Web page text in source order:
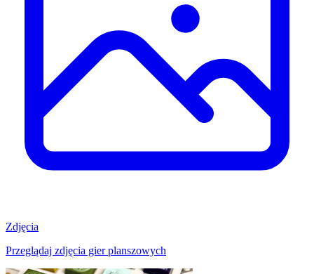
Zdjęcia
Przeglądaj zdjęcia gier planszowych